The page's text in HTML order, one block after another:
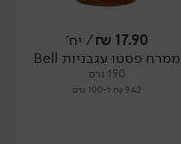
יח׳
17.90
₪/ יח׳
ממרח פסטו עגבניות Bell
190 גרם
9.42 ₪ ל-100 גרם